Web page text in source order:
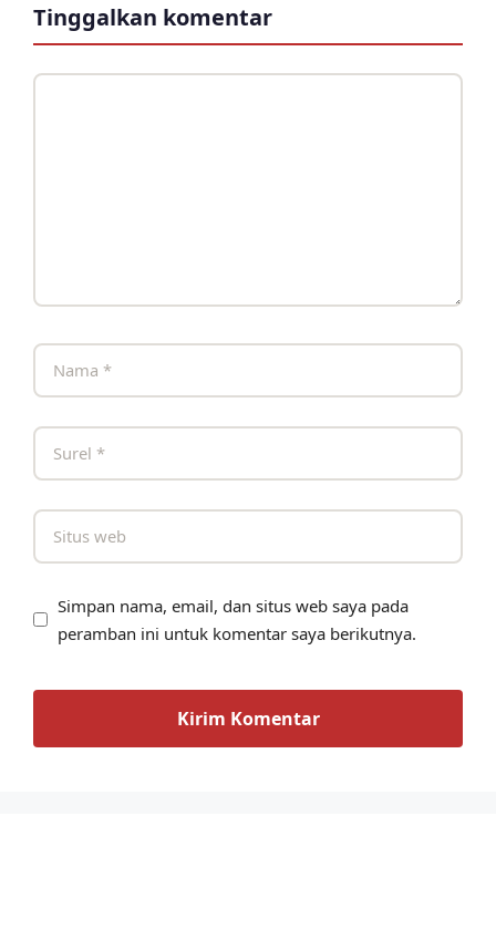
Tinggalkan komentar
Komentar
Nama
Surel
Situs
Simpan nama, email, dan situs web saya pada
peramban ini untuk komentar saya berikutnya.